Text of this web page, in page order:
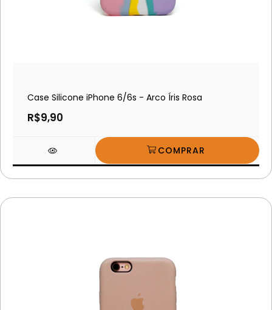
Case Silicone iPhone 6/6s - Arco Íris Rosa
R$9,90